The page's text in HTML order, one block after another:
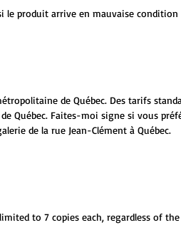
le produit arrive en mauvaise
de Québec. Des tarifs
Québec. Faites-moi signe si vous
de la rue Jean-Clément à Québec.
to 7 copies each, regardless of